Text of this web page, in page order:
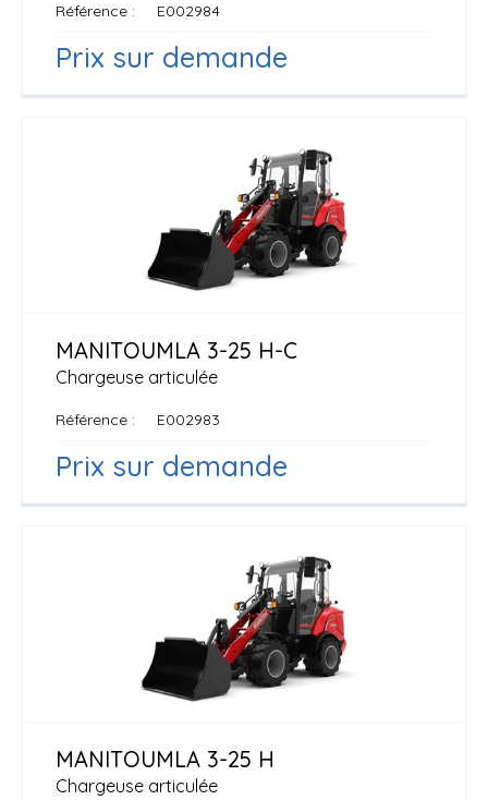
Référence E002984
Prix sur demande
Chargeuse articulée
MANITOUMLA 3-25 H-C
Référence E002983
Prix sur demande
Chargeuse articulée
MANITOUMLA 3-25 H